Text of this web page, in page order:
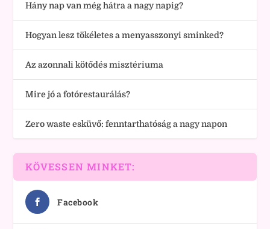
Hány nap van még hátra a nagy napig?
Hogyan lesz tökéletes a menyasszonyi sminked?
Az azonnali kötődés misztériuma
Mire jó a fotórestaurálás?
Zero waste esküvő: fenntarthatóság a nagy napon
KÖVESSEN MINKET:
Facebook